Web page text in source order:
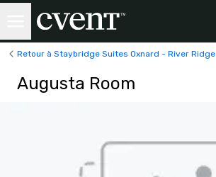
Retour à Staybridge Suites Oxnard - River Ridge
Augusta Room